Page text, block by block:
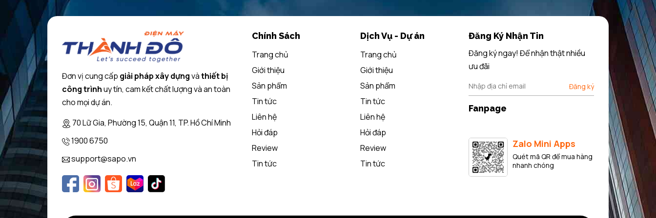
Đơn vị cung cấp giải pháp xây dựngvàthiết bị
công trìnhuy tín, cam kết chất lượng và an toàn
cho mọi dự án.
70 Lữ Gia, Phường 15, Quận 11, TP. Hồ Chí Minh
1900 6750
support@sapo.vn
Chính Sách
Trang chủ
Giới thiệu
Sản phẩm
Tin tức
Liên hệ
Hỏi đáp
Review
Tin tức
Dịch Vụ - Dự án
Trang chủ
Giới thiệu
Sản phẩm
Tin tức
Liên hệ
Hỏi đáp
Review
Tin tức
Đăng Ký Nhận Tin
Đăng ký ngay! Để nhận thật nhiều
ưu đãi
Đăng ký
Fanpage
Zalo Mini Apps
Quét mã QR để mua hàng
nhanh chóng